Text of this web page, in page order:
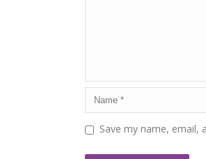
Save my name, email,